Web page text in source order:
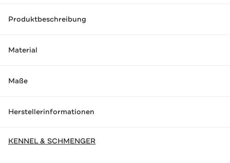
Produktbeschreibung
Material
Maße
Herstellerinformationen
KENNEL & SCHMENGER